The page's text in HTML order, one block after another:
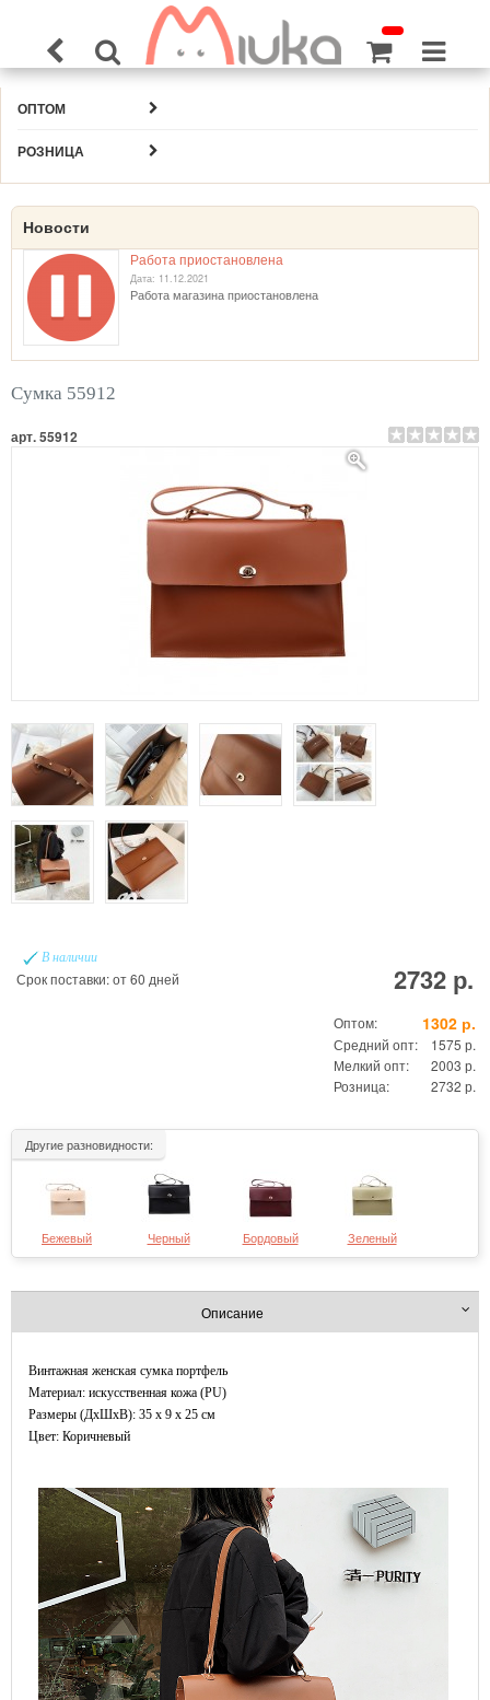
ОПТОМ
РОЗНИЦА
Новости
Работа приостановлена
Дата: 11.12.2021
Работа магазина приостановлена
Сумка 55912
арт. 55912
В наличии
Срок поставки: от 60 дней 2732 р.
Оптом: 1302 р.
Средний опт:
1575 р.
Мелкий опт:
2003 р.
Розница:
2732 р.
Другие разновидности:
Бежевый Черный Бордовый Зеленый
Описание
Винтажная женская сумка портфель
Материал: искусственная кожа (PU)
Размеры (ДxШхВ): 35 x 9 x 25 см
Цвет: Коричневый